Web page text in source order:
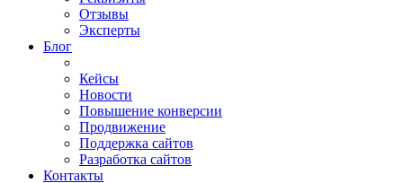
Отзывы
Эксперты
Блог
Кейсы
Новости
Повышение конверсии
Продвижение
Поддержка сайтов
Разработка сайтов
Контакты